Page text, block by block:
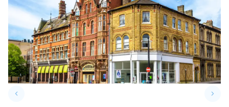
keyboard_arrow_leftPrevious slide keyboard_arrow_right